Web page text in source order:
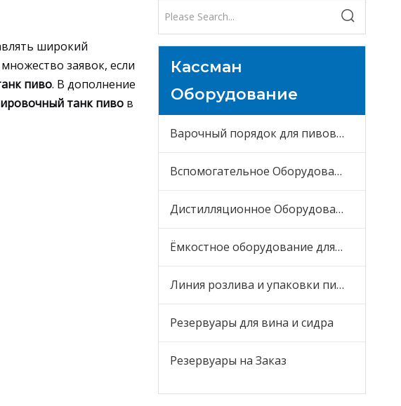
широкий
заявок, если
пиво. В дополнение
танк пиво в
Кассман
Оборудование
Варочный порядок для пивоварни
Вспомогательное Оборудование
Дистилляционное Оборудование
Ёмкостное оборудование для пива
Линия розлива и упаковки пива
Резервуары для вина и сидра
Резервуары на Заказ